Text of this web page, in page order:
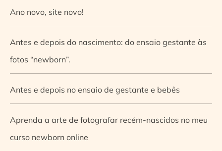
Ano novo, site novo!
Antes e depois do nascimento: do ensaio gestante às
fotos “newborn”.
Antes e depois no ensaio de gestante e bebês
Aprenda a arte de fotografar recém-nascidos no meu
curso newborn online